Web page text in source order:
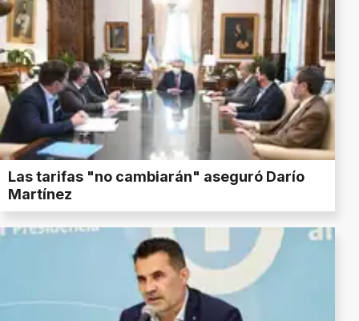
Las tarifas "no cambiarán" aseguró Darío
Martínez